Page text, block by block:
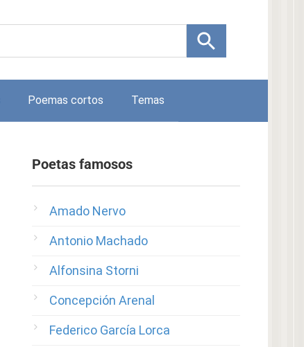
Poemas cortos Temas
Poetas famosos
Amado Nervo
Antonio Machado
Alfonsina Storni
Concepción Arenal
Federico García Lorca